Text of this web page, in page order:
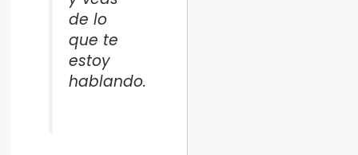
de lo
que te
estoy
hablando.